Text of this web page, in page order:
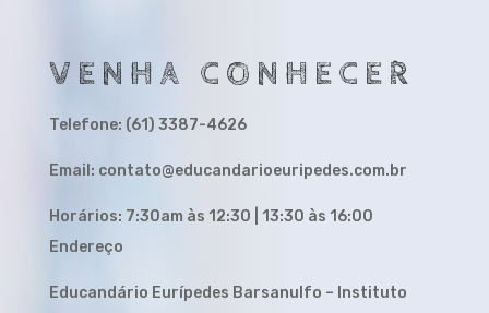
VENHA CONHECER
Telefone: (61) 3387-4626
Email: contato@educandarioeuripedes.com.br
Horários: 7:30am às 12:30 | 13:30 às 16:00
Endereço
Educandário Eurípedes Barsanulfo – Instituto